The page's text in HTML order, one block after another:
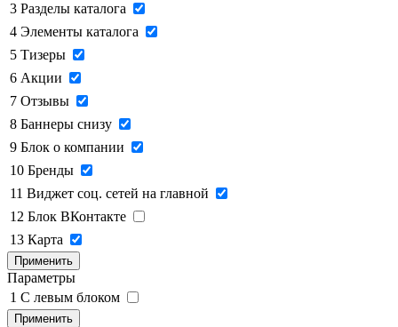
3 Разделы каталога
4 Элементы каталога
5 Тизеры
6 Акции
7 Отзывы
8 Баннеры снизу
9 Блок о компании
10 Бренды
11 Виджет соц. сетей на главной
12 Блок ВКонтакте
13 Карта
Применить
Параметры
1 C левым блоком
Применить